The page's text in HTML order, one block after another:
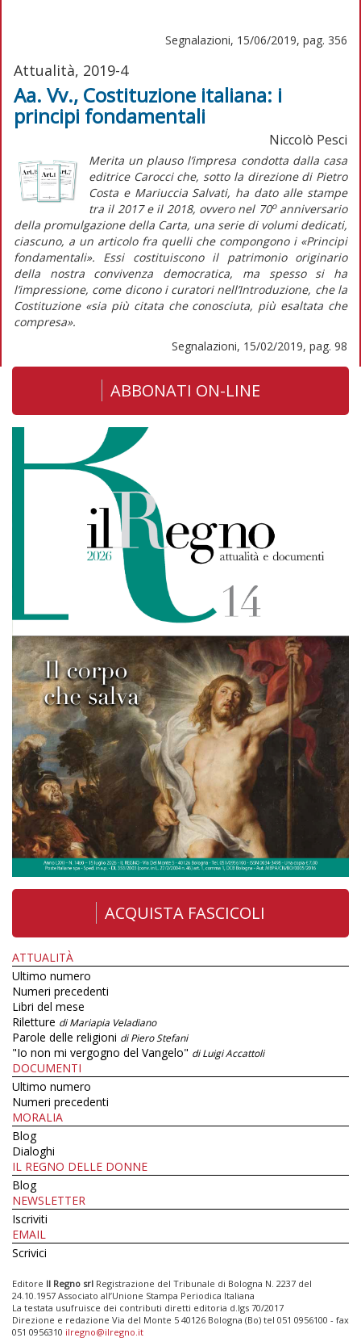
Segnalazioni, 15/06/2019, pag. 356
Attualità, 2019-4
Aa. Vv., Costituzione italiana: i
principi fondamentali
Niccolò Pesci
Merita un plauso l’impresa condotta dalla casa
editrice Carocci che, sotto la direzione di Pietro
Costa e Mariuccia Salvati, ha dato alle stampe
tra il 2017 e il 2018, ovvero nel 70oanniversario
della promulgazione della Carta, una serie di volumi dedicati,
ciascuno, a un articolo fra quelli che compongono i «Principi
fondamentali». Essi costituiscono il patrimonio originario
della nostra convivenza democratica, ma spesso si ha
l’impressione, come dicono i curatori nell’Introduzione, che la
Costituzione «sia più citata che conosciuta, più esaltata che
compresa».
Segnalazioni, 15/02/2019, pag. 98
ABBONATI ON-LINE
ACQUISTA FASCICOLI
ATTUALITÀ
Ultimo numero
Numeri precedenti
Libri del mese
Riletture di Mariapia Veladiano
Parole delle religioni di Piero Stefani
"Io non mi vergogno del Vangelo" di Luigi Accattoli
DOCUMENTI
Ultimo numero
Numeri precedenti
MORALIA
Blog
Dialoghi
IL REGNO DELLE DONNE
Blog
NEWSLETTER
Iscriviti
EMAIL
Scrivici
Editore Il Regno srl Registrazione del Tribunale di Bologna N. 2237 del
24.10.1957 Associato all’Unione Stampa Periodica Italiana
La testata usufruisce dei contributi diretti editoria d.lgs 70/2017
Direzione e redazione Via del Monte 5 40126 Bologna (Bo) tel 051 0956100 - fax
051 0956310 ilregno@ilregno.it